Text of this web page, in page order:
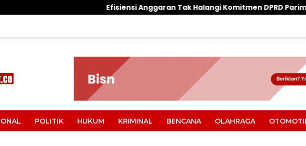
Efisiensi Anggaran Tak Halangi Komitmen DPRD Parimo Kawal Aspirasi Warga
POLITIK HUKUM KRIMINAL BENCANA OLAHRAGA